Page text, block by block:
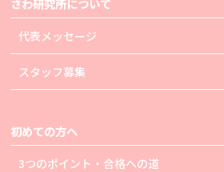
さわ研究所について
代表メッセージ
スタッフ募集
初めての方へ
3つのポイント・合格への道